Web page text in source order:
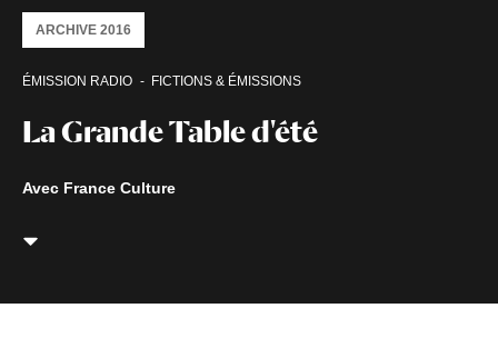
La Grande Table d'été
ÉMISSION RADIO FICTIONS & ÉMISSIONS
ARCHIVE 2016
Avec France Culture